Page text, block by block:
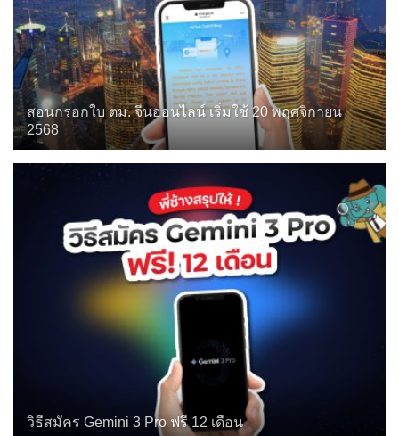
สอนกรอกใบ ตม. จีนออนไลน์ เริ่มใช้ 20 พฤศจิกายน
2568
วิธีสมัคร Gemini 3 Pro ฟรี 12 เดือน